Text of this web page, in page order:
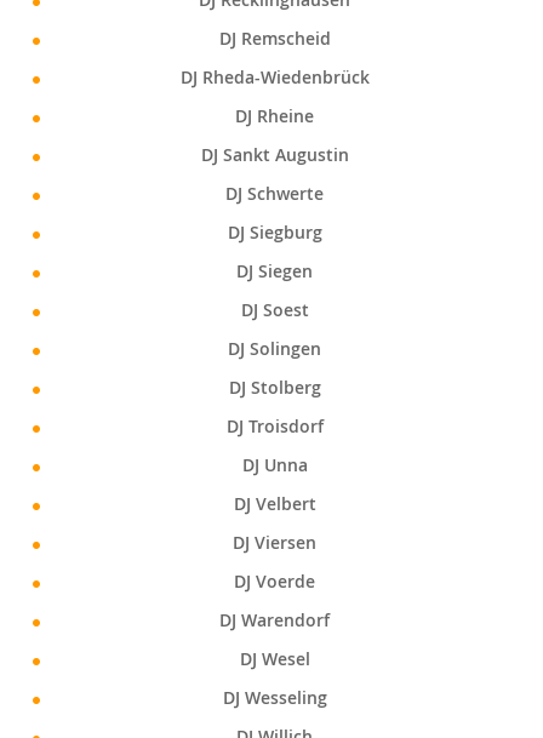
DJ Remscheid
DJ Rheda-Wiedenbrück
DJ Rheine
DJ Sankt Augustin
DJ Schwerte
DJ Siegburg
DJ Siegen
DJ Soest
DJ Solingen
DJ Stolberg
DJ Troisdorf
DJ Unna
DJ Velbert
DJ Viersen
DJ Voerde
DJ Warendorf
DJ Wesel
DJ Wesseling